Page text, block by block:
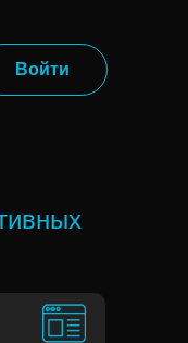
Войти